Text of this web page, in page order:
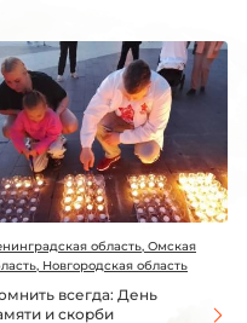
область, Омская
Новгородская область
всегда: День
и скорби